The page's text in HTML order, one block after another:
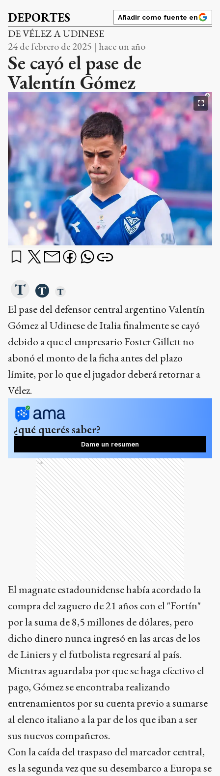
DEPORTES Añadir como fuente en
DE VÉLEZ A UDINESE
24 de febrero de 2025 | hace un año
Se cayó el pase de
Valentín Gómez
El pase del defensor central argentino Valentín
Gómez al Udinese de Italia finalmente se cayó
debido a que el empresario Foster Gillett no
abonó el monto de la ficha antes del plazo
límite, por lo que el jugador deberá retornar a
Vélez.
¿qué querés saber?
Dame un resumen
Ads
El magnate estadounidense había acordado la
compra del zaguero de 21 años con el "Fortín"
por la suma de 8,5 millones de dólares, pero
dicho dinero nunca ingresó en las arcas de los
de Liniers y el futbolista regresará al país.
Mientras aguardaba por que se haga efectivo el
pago, Gómez se encontraba realizando
entrenamientos por su cuenta previo a sumarse
al elenco italiano a la par de los que iban a ser
sus nuevos compañeros.
Con la caída del traspaso del marcador central,
es la segunda vez que su desembarco a Europa se